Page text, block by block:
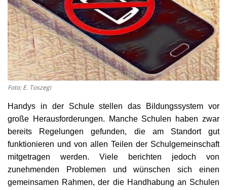
Kultur
Geschichte
Gesundheit
Kunst
Sport
Presse
Foto: E. Toszegi
Handys in der Schule stellen das Bildungssystem vor
große Herausforderungen. Manche Schulen haben zwar
bereits Regelungen gefunden, die am Standort gut
funktionieren und von allen Teilen der Schulgemeinschaft
mitgetragen werden. Viele berichten jedoch von
zunehmenden Problemen und wünschen sich einen
gemeinsamen Rahmen, der die Handhabung an Schulen